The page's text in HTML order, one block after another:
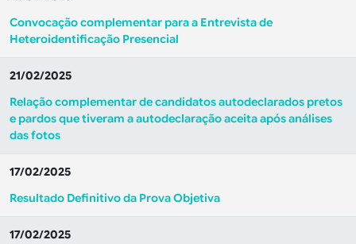
Convocação complementar para a Entrevista de
Heteroidentificação Presencial
21/02/2025
Relação complementar de candidatos autodeclarados pretos
e pardos que tiveram a autodeclaração aceita após análises
das fotos
17/02/2025
Resultado Definitivo da Prova Objetiva
17/02/2025